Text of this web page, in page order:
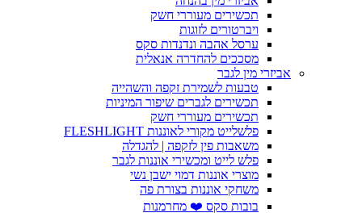
תכשירים מעוררי חשק
ויברטורים לזוגות
ערסל אהבה ונדנדות סקס
מסככים להחדרה אנאלית
אביזרי מין לגבר
טבעות לשמירת זקפה והשהייה
תכשירים לגברים שיפור המיניות
תכשירים מעוררי חשק
פלשלייט מקורי לאוננות FLESHLIGHT
משאבות פין לזקפה | להגדלה
פלש לייט ומכשירי אוננות לגבר
מוצרי אוננות דמוי ישבן נשי
משחקי אוננות בצורת פה
בובות סקס ❤️ מחרמנות